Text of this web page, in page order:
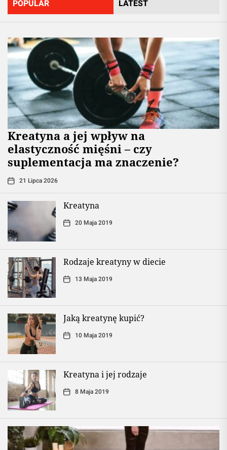
jej
POPULAR LATEST
Kreatyna a jej wpływ na
elastyczność mięśni – czy
suplementacja ma znaczenie?
21 Lipca 2026
Kreatyna
20 Maja 2019
Rodzaje kreatyny w diecie
13 Maja 2019
Jaką kreatynę kupić?
10 Maja 2019
Kreatyna i jej rodzaje
8 Maja 2019